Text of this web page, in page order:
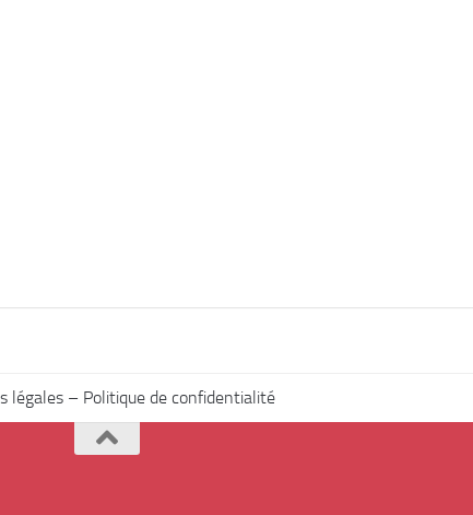
légales – Politique de confidentialité